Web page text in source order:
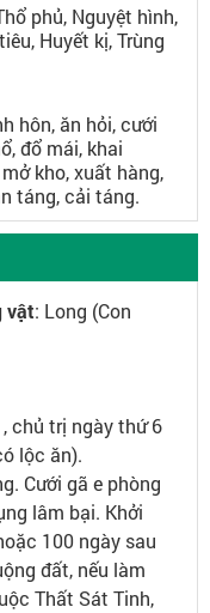
phủ, Nguyệt hình,
Huyết kị, Trùng
hôn, ăn hỏi, cưới
đổ mái, khai
kho, xuất hàng,
táng, cải táng.
vật: Long (Con
chủ trị ngày thứ 6
lộc ăn).
Cưới gã e phòng
lâm bại. Khởi
100 ngày sau
đất, nếu làm
Thất Sát Tinh,